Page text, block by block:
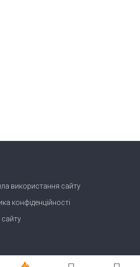
використання сайту
конфіденційності
сайту